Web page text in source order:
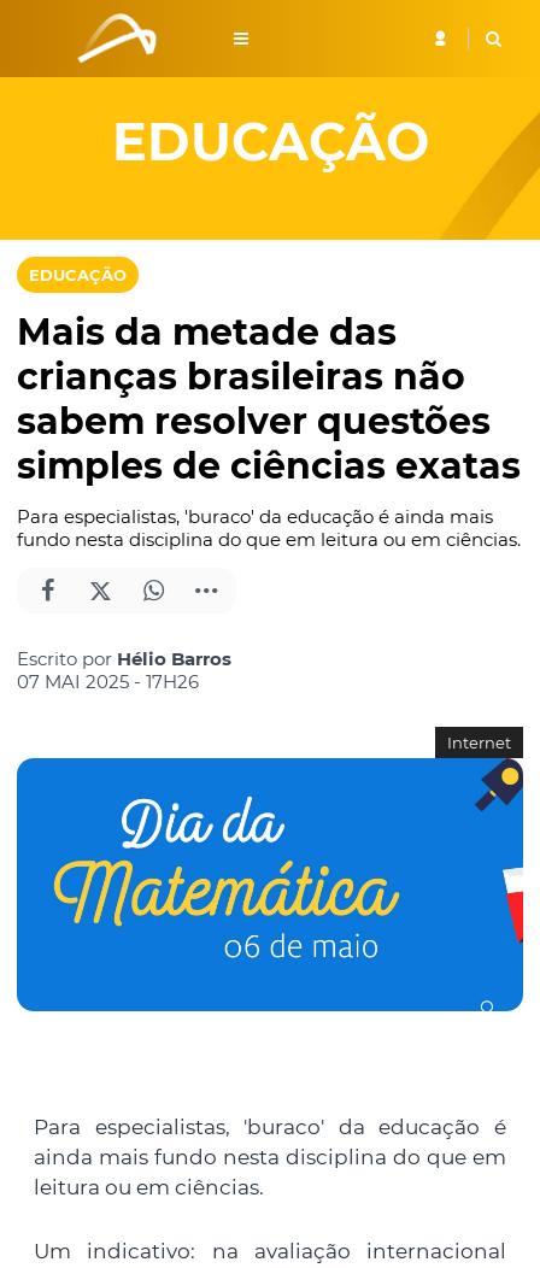
EDUCAÇÃO
EDUCAÇÃO
Mais da metade das
crianças brasileiras não
sabem resolver questões
simples de ciências exatas
Para especialistas, 'buraco' da educação é ainda mais
fundo nesta disciplina do que em leitura ou em ciências.
Escrito por Hélio Barros
07 MAI 2025 - 17H26
Internet
Para especialistas, 'buraco' da educação é
ainda mais fundo nesta disciplina do que em
leitura ou em ciências.
Um indicativo: na avaliação internacional